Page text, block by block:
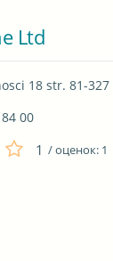
Ltd
18 str. 81-327
00
1 / оценок: 1